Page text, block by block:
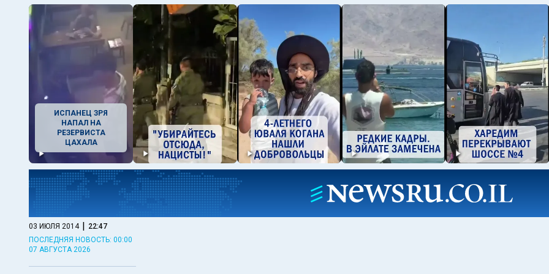
ИСПАНЕЦ ЗРЯ
НАПАЛ НА
РЕЗЕРВИСТА
ЦАХАЛА
03 ИЮЛЯ 2014 | 22:47
ПОСЛЕДНЯЯ НОВОСТЬ: 00:00
07 АВГУСТА 2026